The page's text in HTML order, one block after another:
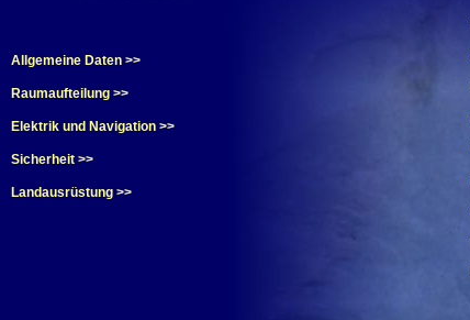
Allgemeine Daten >>
Raumaufteilung >>
Elektrik und Navigation >>
Sicherheit >>
Landausrüstung >>